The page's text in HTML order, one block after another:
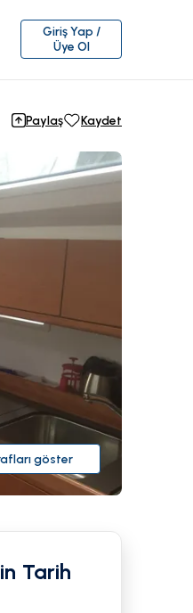
Giriş Yap /
Üye Ol
Paylaş Kaydet
göster
Tarih